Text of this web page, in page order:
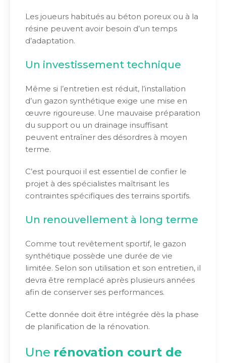
Les joueurs habitués au béton poreux ou à la
résine peuvent avoir besoin d’un temps
d’adaptation.
Un investissement technique
Même si l’entretien est réduit, l’installation
d’un gazon synthétique exige une mise en
œuvre rigoureuse. Une mauvaise préparation
du support ou un drainage insuffisant
peuvent entraîner des désordres à moyen
terme.
C’est pourquoi il est essentiel de confier le
projet à des spécialistes maîtrisant les
contraintes spécifiques des terrains sportifs.
Un renouvellement à long terme
Comme tout revêtement sportif, le gazon
synthétique possède une durée de vie
limitée. Selon son utilisation et son entretien, il
devra être remplacé après plusieurs années
afin de conserver ses performances.
Cette donnée doit être intégrée dès la phase
de planification de la rénovation.
Une rénovation court de